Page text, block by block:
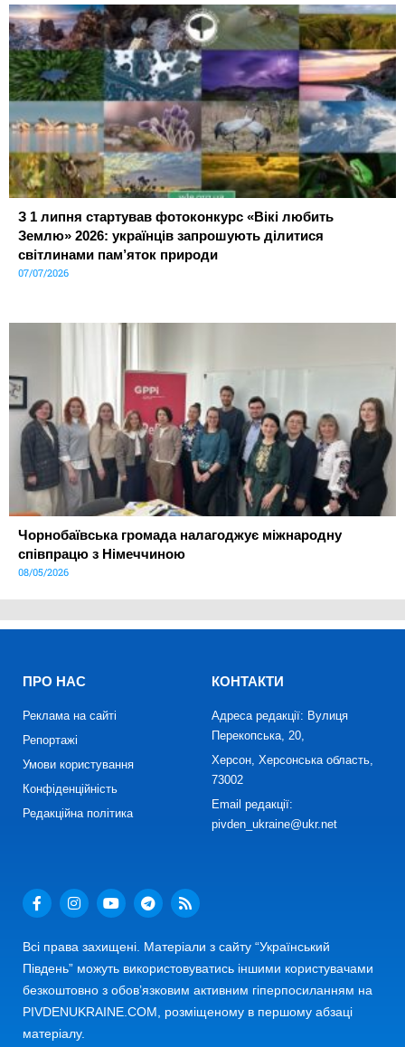
З 1 липня стартував фотоконкурс «Вікі любить
Землю» 2026: українців запрошують ділитися
світлинами пам’яток природи
07/07/2026
Чорнобаївська громада налагоджує міжнародну
співпрацю з Німеччиною
08/05/2026
ПРО НАС
Реклама на сайті
Репортажі
Умови користування
Конфіденційність
Редакційна політика
КОНТАКТИ
Адреса редакції: Вулиця
Перекопська, 20,
Херсон, Херсонська область,
73002
Email редакції:
pivden_ukraine@ukr.net
Всі права захищені. Матеріали з сайту “Український
Південь” можуть використовуватись іншими користувачами
безкоштовно з обов’язковим активним гіперпосиланням на
PIVDENUKRAINE.COM, розміщеному в першому абзаці
матеріалу.